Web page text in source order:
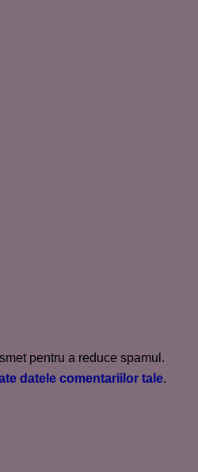
pentru a reduce spamul.
datele comentariilor tale.